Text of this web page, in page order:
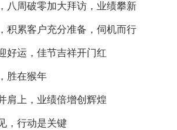
八周破零加大拜访，业绩攀新
积累客户充分准备，伺机而行
好运，佳节吉祥开门红
胜在猴年
肩上，业绩倍增创辉煌
，行动是关键